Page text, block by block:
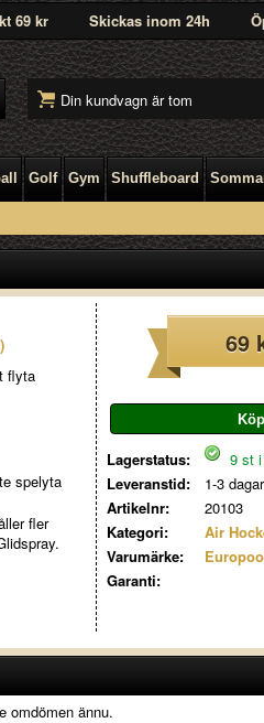
69 kr Skickas inom 24h
Din kundvagn är tom
Golf Gym Shuffleboard
69
Lagerstatus:
9 st
Leveranstid:
1-3 dagar
Artikelnr:
20103
Kategori:
Air
Varumärke:
Garanti:
flyta
spelyta
fler
omdömen ännu.